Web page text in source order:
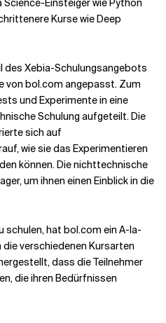
Einsteiger wie Python
Kurse wie Deep
des Xebia-Schulungsangebots
von bol.com angepasst. Zum
und Experimente in eine
Schulung aufgeteilt. Die
sich auf
wie sie das Experimentieren
können. Die nichttechnische
um ihnen einen Einblick in die
schulen, hat bol.com ein A-la-
verschiedenen Kursarten
dass die Teilnehmer
die ihren Bedürfnissen